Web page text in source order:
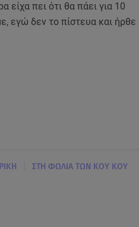
είχα πει ότι θα πάει για 10
εγώ δεν το πίστευα και ήρθε
ΣΤΗ ΦΩΛΙΑ ΤΩΝ ΚΟΥ ΚΟΥ